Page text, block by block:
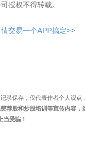
授权不得转载。
交易一个APP搞定>>
录保存，仅代表作者个人观
荐股和炒股培训等宣传内容
受骗！